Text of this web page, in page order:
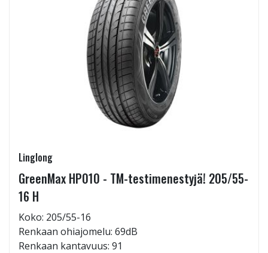
Linglong
GreenMax HP010 - TM-testimenestyjä! 205/55-
16 H
Koko: 205/55-16
Renkaan ohiajomelu: 69dB
Renkaan kantavuus: 91